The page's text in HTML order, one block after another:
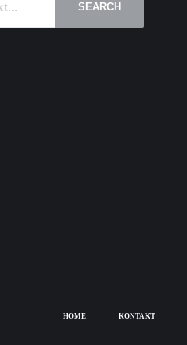
SEARCH
HOME KONTAKT